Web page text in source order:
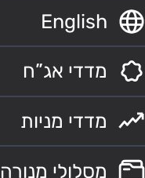
English
מדדי אג”ח
מדדי מניות
מסלולי